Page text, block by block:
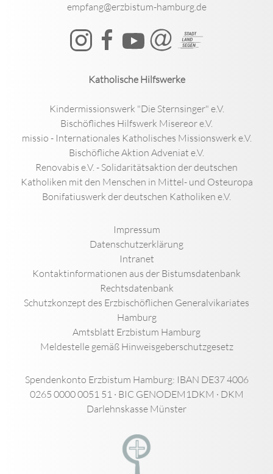
empfang@erzbistum-hamburg.de
Katholische Hilfswerke
Kindermissionswerk "Die Sternsinger" e.V.
Bischöfliches Hilfswerk Misereor e.V.
missio - Internationales Katholisches Missionswerk e.V.
Bischöfliche Aktion Adveniat e.V.
Renovabis e.V. - Solidaritätsaktion der deutschen
Katholiken mit den Menschen in Mittel- und Osteuropa
Bonifatiuswerk der deutschen Katholiken e.V.
Impressum
Datenschutzerklärung
Intranet
Kontaktinformationen aus der Bistumsdatenbank
Rechtsdatenbank
Schutzkonzept des Erzbischöflichen Generalvikariates
Hamburg
Amtsblatt Erzbistum Hamburg
Meldestelle gemäß Hinweisgeberschutzgesetz
Spendenkonto Erzbistum Hamburg: IBAN DE37 4006
0265 0000 0051 51 · BIC GENODEM1DKM · DKM
Darlehnskasse Münster